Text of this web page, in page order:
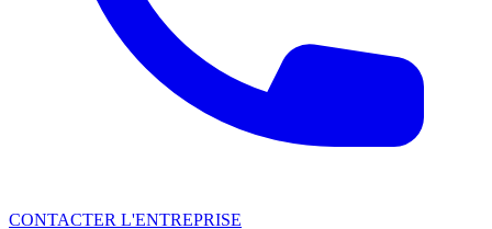
CONTACTER L'ENTREPRISE